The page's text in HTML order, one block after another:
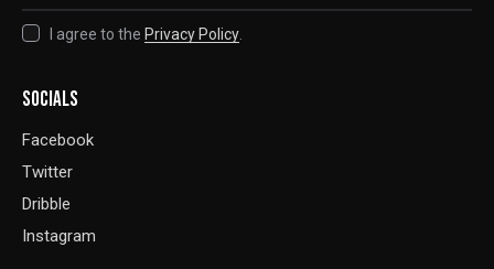
I agree to the Privacy Policy
SOCIALS
Facebook
Twitter
Dribble
Instagram